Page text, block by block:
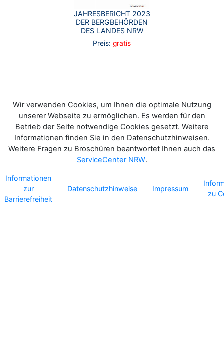
JAHRESBERICHT 2023
DER BERGBEHÖRDEN
DES LANDES NRW
Preis: gratis
Wir verwenden Cookies, um Ihnen die optimale Nutzung
unserer Webseite zu ermöglichen. Es werden für den
Betrieb der Seite notwendige Cookies gesetzt. Weitere
Informationen finden Sie in den Datenschutzhinweisen.
Weitere Fragen zu Broschüren beantwortet Ihnen auch das
ServiceCenter NRW.
Informationen
zur
Barrierefreiheit
Datenschutzhinweise Impressum
zu